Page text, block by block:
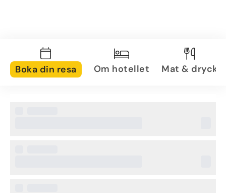
Boka din resa Om hotellet Mat & dryck